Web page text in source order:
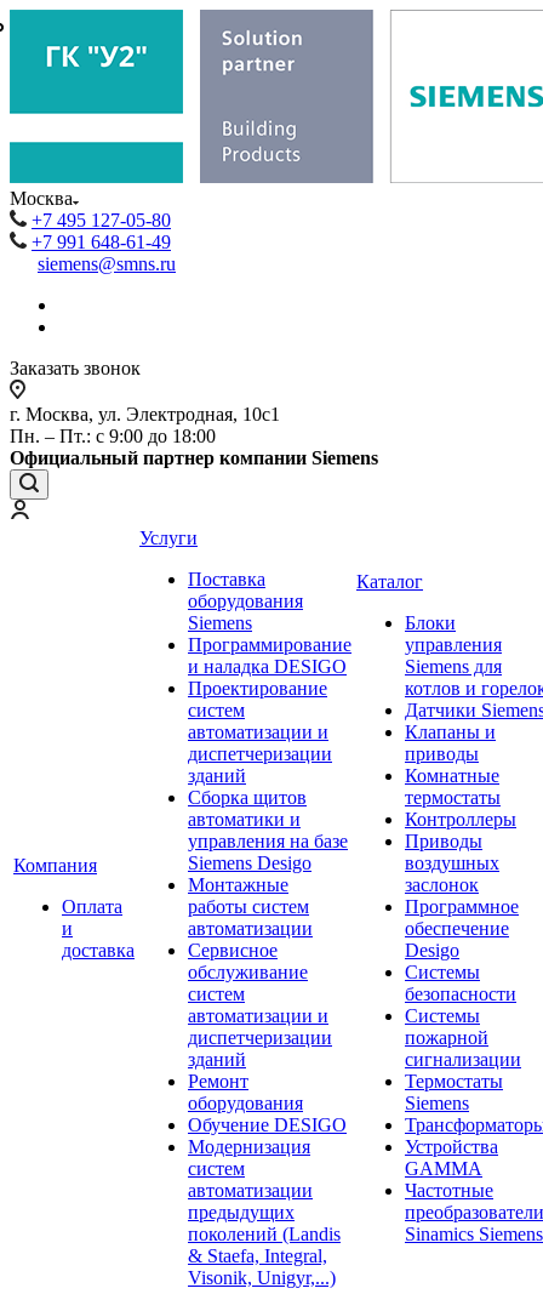
Москва
+7 495 127-05-80
+7 991 648-61-49
siemens@smns.ru
Заказать звонок
г. Москва, ул. Электродная, 10с1
Пн. – Пт.: с 9:00 до 18:00
Официальный партнер компании Siemens
Компания
Оплата
и
доставка
Услуги
Поставка
оборудования
Siemens
Программирование
и наладка DESIGO
Проектирование
систем
автоматизации и
диспетчеризации
зданий
Сборка щитов
автоматики и
управления на базе
Siemens Desigo
Монтажные
работы систем
автоматизации
Сервисное
обслуживание
систем
автоматизации и
диспетчеризации
зданий
Ремонт
оборудования
Обучение DESIGO
Модернизация
систем
автоматизации
предыдущих
поколений (Landis
& Staefa, Integral,
Visonik, Unigyr,...)
Каталог
Блоки
управления
Siemens для
котлов и
Датчики
Клапаны и
приводы
Комнатные
термостаты
Контроллеры
Приводы
воздушных
заслонок
Программное
обеспечение
Desigo
Системы
безопасности
Системы
пожарной
сигнализации
Термостаты
Siemens
Устройства
GAMMA
Частотные
преобразователи
Sinamics Siemens